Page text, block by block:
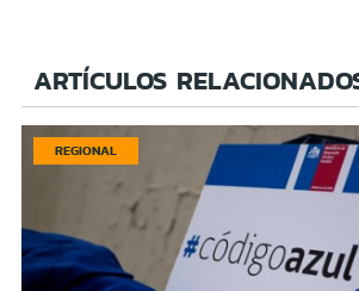
ARTÍCULOS
REGIONAL